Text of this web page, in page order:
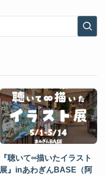
『聴いて∞描いたイラスト
展』inあわぎんBASE（阿